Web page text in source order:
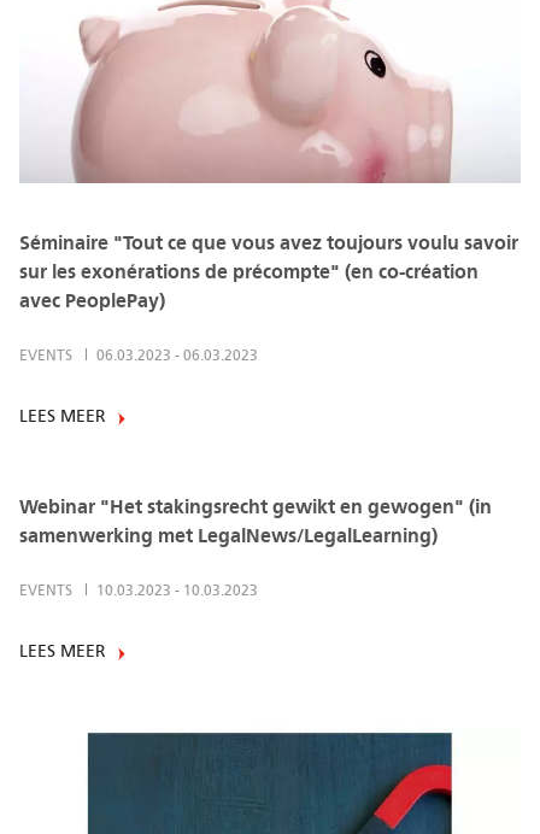
Séminaire "Tout ce que vous avez toujours voulu savoir
sur les exonérations de précompte" (en co-création
avec PeoplePay)
EVENTS 06.03.2023 - 06.03.2023
LEES MEER
Webinar "Het stakingsrecht gewikt en gewogen" (in
samenwerking met LegalNews/LegalLearning)
EVENTS 10.03.2023 - 10.03.2023
LEES MEER